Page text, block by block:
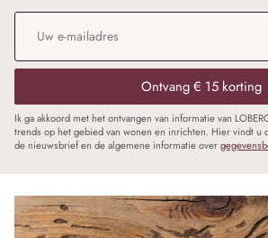
E-mailadres
Ontvang € 15 korting
Ik ga akkoord met het ontvangen van informatie van
trends op het gebied van wonen en inrichten. Hier vindt u
de nieuwsbrief en de algemene informatie over